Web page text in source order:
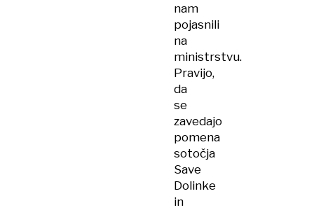
nam
pojasnili
na
ministrstvu.
Pravijo,
da
se
zavedajo
pomena
sotočja
Save
Dolinke
in